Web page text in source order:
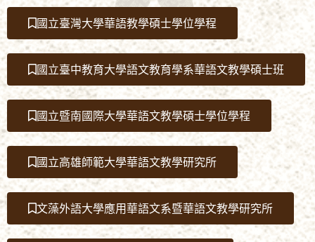
國立臺灣大學華語教學碩士學位學程
國立臺中教育大學語文教育學系華語文教學碩士班
國立暨南國際大學華語文教學碩士學位學程
國立高雄師範大學華語文教學研究所
文藻外語大學應用華語文系暨華語文教學研究所